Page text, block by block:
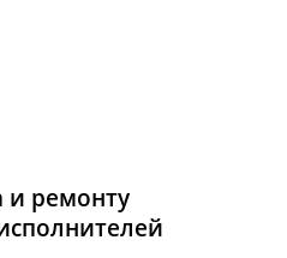
и ремонту